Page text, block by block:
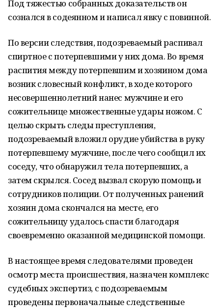
Под тяжестью собранных доказательств он
сознался в содеянном и написал явку с повинной.
По версии следствия, подозреваемый распивал
спиртное с потерпевшими у них дома. Во время
распития между потерпевшим и хозяином дома
возник словесный конфликт, в ходе которого
несовершеннолетний нанес мужчине и его
сожительнице множественные удары ножом. С
целью скрыть следы преступления,
подозреваемый вложил орудие убийства в руку
потерпевшему мужчине, после чего сообщил их
соседу, что обнаружил тела потерпевших, а
затем скрылся. Сосед вызвал скорую помощь и
сотрудников полиции. От полученных ранений
хозяин дома скончался на месте, его
сожительницу удалось спасти благодаря
своевременно оказанной медицинской помощи.
В настоящее время следователями проведен
осмотр места происшествия, назначен комплекс
судебных экспертиз, с подозреваемым
проведены первоначальные следственные